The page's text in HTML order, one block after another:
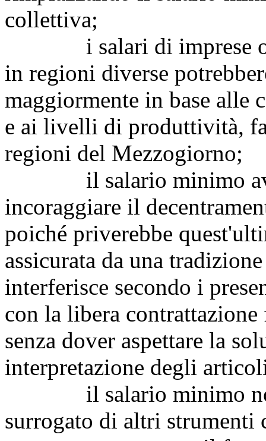
collettiva;
i salari di imprese
in regioni diverse
maggiormente in base alle
e ai livelli di produttività,
regioni del Mezzogiorno;
il salario minimo
incoraggiare il
poiché priverebbe
assicurata da una
interferisce secondo i
con la libera
senza dover aspettare la
interpretazione degli
il salario minimo non
surrogato di altri strumenti